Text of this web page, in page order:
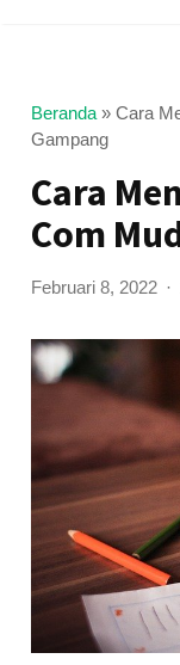
Beranda »Cara
Gampang
Cara
Com
Februari 8, 2022